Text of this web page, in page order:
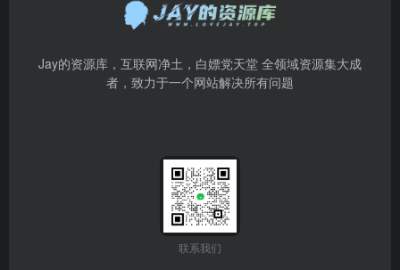
Jay的资源库，互联网净土，白嫖党天堂 全领域资源集大成
者，致力于一个网站解决所有问题
联系我们